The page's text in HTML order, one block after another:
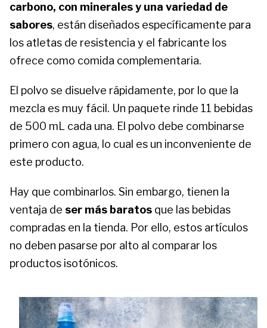
carbono, con minerales y una variedad de
sabores, están diseñados específicamente para
los atletas de resistencia y el fabricante los
ofrece como comida complementaria.
El polvo se disuelve rápidamente, por lo que la
mezcla es muy fácil. Un paquete rinde 11 bebidas
de 500 mL cada una. El polvo debe combinarse
primero con agua, lo cual es un inconveniente de
este producto.
Hay que combinarlos. Sin embargo, tienen la
ventaja de ser más baratos que las bebidas
compradas en la tienda. Por ello, estos artículos
no deben pasarse por alto al comparar los
productos isotónicos.